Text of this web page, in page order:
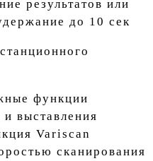
или
до 10 сек
функции
выставления
Variscan
сканирования